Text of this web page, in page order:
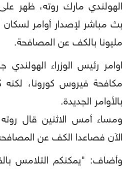
الهولندي مارك روته، ظهر
مليونا بالكف عن المصافحة.
اوامر رئيس الوزراء
مكافحة فيروس كورونا،
بالأوامر الجديدة.
ومساء أمس الاثنين قال
الآن فصاعدا الكف عن
وأضاف: "يمكنكم التلامس